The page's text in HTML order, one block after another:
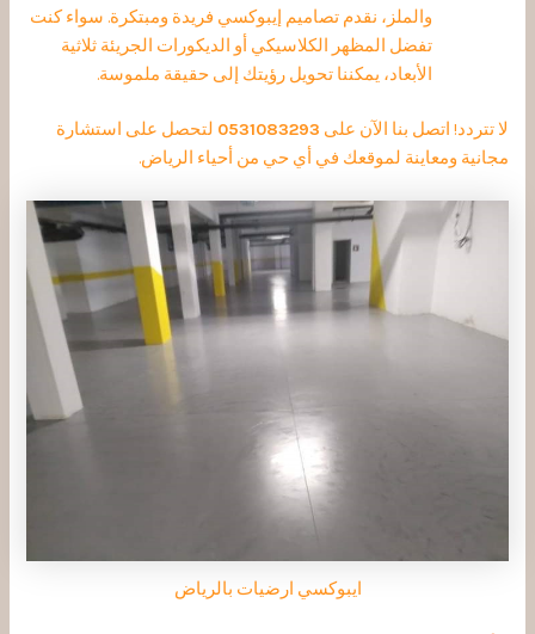
والملز، نقدم تصاميم إيبوكسي فريدة ومبتكرة. سواء كنت
تفضل المظهر الكلاسيكي أو الديكورات الجريئة ثلاثية
الأبعاد، يمكننا تحويل رؤيتك إلى حقيقة ملموسة.
لا تتردد! اتصل بنا الآن على 0531083293 لتحصل على استشارة
مجانية ومعاينة لموقعك في أي حي من أحياء الرياض.
ايبوكسي ارضيات بالرياض